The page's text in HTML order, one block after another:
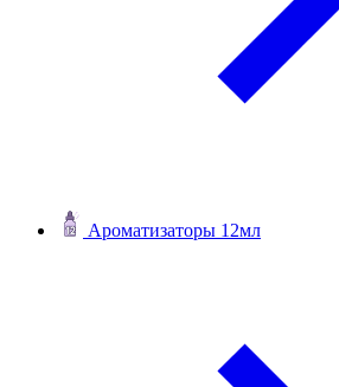
Ароматизаторы 12мл